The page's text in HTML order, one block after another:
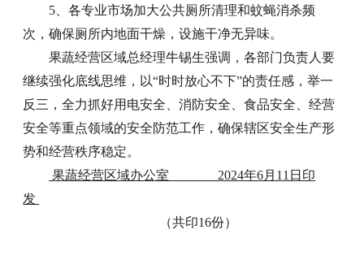
5、各专业市场加大公共厕所清理和蚊蝇消杀频
次，确保厕所内地面干燥，设施干净无异味。
果蔬经营区域总经理牛锡生强调，各部门负责人要
继续强化底线思维，以“时时放心不下”的责任感，举一
反三，全力抓好用电安全、消防安全、食品安全、经营
安全等重点领域的安全防范工作，确保辖区安全生产形
势和经营秩序稳定。
果蔬经营区域办公室 2024年6月11日印
发
（共印16份）